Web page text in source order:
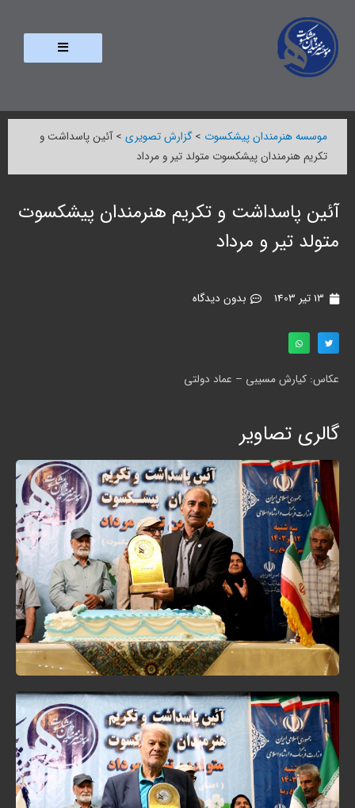
موسسه هنرمندان پیشکسوت >گزارش تصویری >آئین پاسداشت و
تکریم هنرمندان پیشکسوت متولد تیر و مرداد
آئین پاسداشت و تکریم هنرمندان پیشکسوت
متولد تیر و مرداد
13 تیر 1403 بدون دیدگاه
عکاس: کیارش مسیبی – عماد دولتی
گالری تصاویر